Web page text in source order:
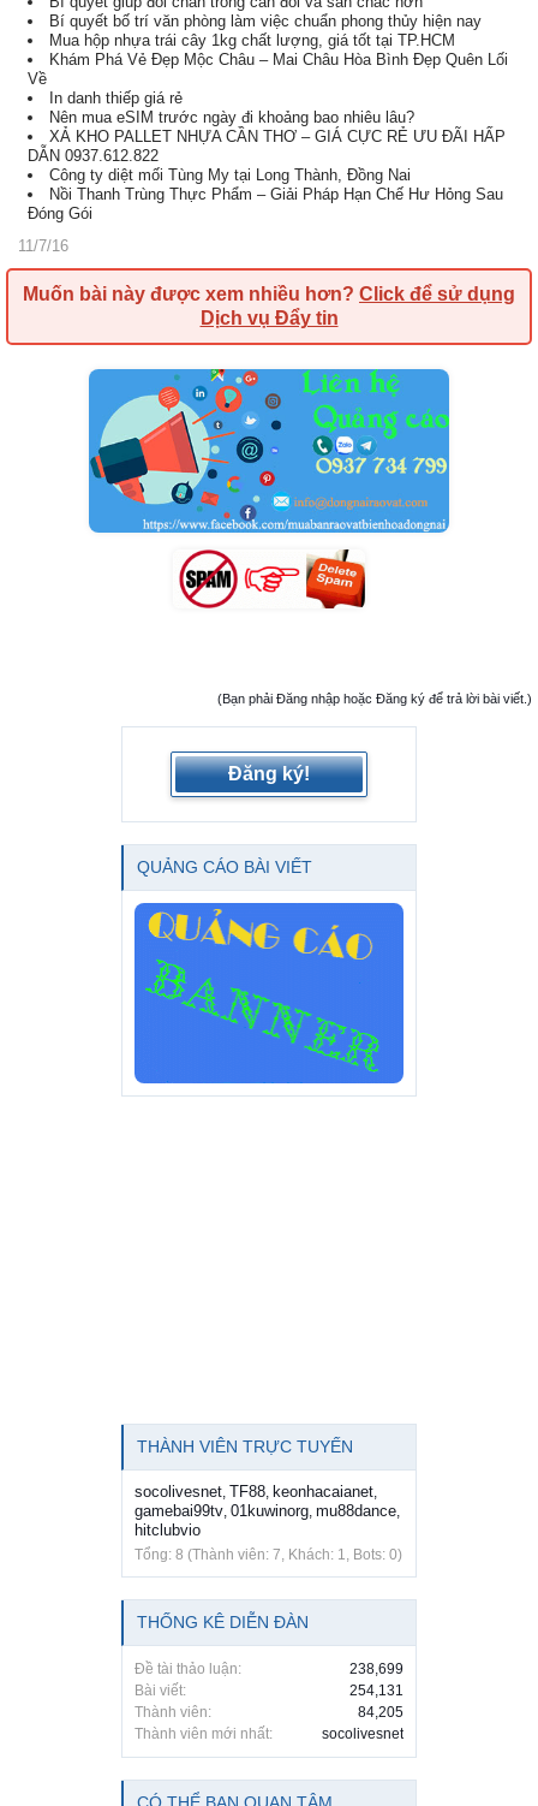
Bí quyết bố trí văn phòng làm việc chuẩn phong thủy hiện nay
Mua hộp nhựa trái cây 1kg chất lượng, giá tốt tại TP.HCM
Khám Phá Vẻ Đẹp Mộc Châu – Mai Châu Hòa Bình Đẹp Quên Lối
Về
In danh thiếp giá rẻ
Nên mua eSIM trước ngày đi khoảng bao nhiêu lâu?
XẢ KHO PALLET NHỰA CẦN THƠ – GIÁ CỰC RẺ ƯU ĐÃI HẤP
DẪN 0937.612.822
Công ty diệt mối Tùng My tại Long Thành, Đồng Nai
Nồi Thanh Trùng Thực Phẩm – Giải Pháp Hạn Chế Hư Hỏng Sau
Đóng Gói
11/7/16
Muốn bài này được xem nhiều hơn? Click để sử dụng
Dịch vụ Đẩy tin
(Bạn phải Đăng nhập hoặc Đăng ký để trả lời bài viết.)
Đăng ký!
QUẢNG CÁO BÀI VIẾT
THÀNH VIÊN TRỰC TUYẾN
socolivesnet TF88 keonhacaianet
gamebai99tv 01kuwinorg mu88dance
hitclubvio
Tổng: 8 (Thành viên: 7, Khách: 1, Bots: 0)
THỐNG KÊ DIỄN ĐÀN
Đề tài thảo luận:
238,699
Bài viết:
254,131
Thành viên:
84,205
Thành viên mới nhất:
socolivesnet
CÓ THỂ BẠN QUAN TÂM